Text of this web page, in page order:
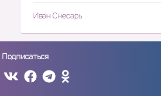
Иван Снесарь
Подписаться